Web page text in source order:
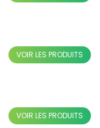
VOIR LES PRODUITS
VOIR LES PRODUITS